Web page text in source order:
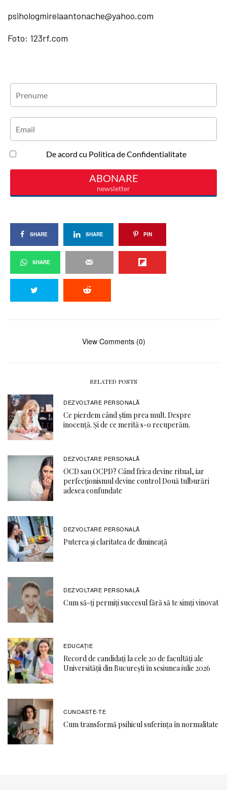
psihologmirelaantonache@yahoo.com
Foto: 123rf.com
SHARE SHARE PIN
SHARE
View Comments (0)
RELATED POSTS
DEZVOLTARE PERSONALĂ
Ce pierdem când știm prea mult. Despre
inocență. Și de ce merită s-o recuperăm.
DEZVOLTARE PERSONALĂ
OCD sau OCPD? Când frica devine ritual, iar
perfecționismul devine control Două tulburări
adesea confundate
DEZVOLTARE PERSONALĂ
Puterea și claritatea de dimineață
DEZVOLTARE PERSONALĂ
Cum să-ți permiți succesul fără să te simți vinovat
EDUCAŢIE
Record de candidați la cele 20 de facultăți ale
Universității din București în sesiunea iulie 2026
CUNOASTE-TE
Cum transformă psihicul suferința în normalitate